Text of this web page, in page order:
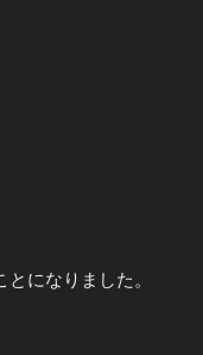
になりました。